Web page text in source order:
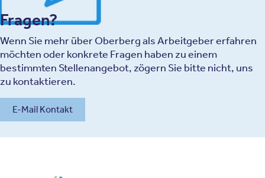
Fragen?
Wenn Sie mehr über Oberberg als Arbeitgeber erfahren
möchten oder konkrete Fragen haben zu einem
bestimmten Stellenangebot, zögern Sie bitte nicht, uns
zu kontaktieren.
E-Mail Kontakt